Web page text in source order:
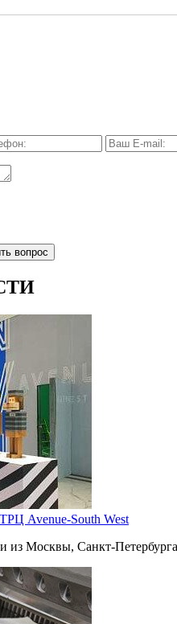
вопрос
Avenue-South West
из Москвы, Санкт-